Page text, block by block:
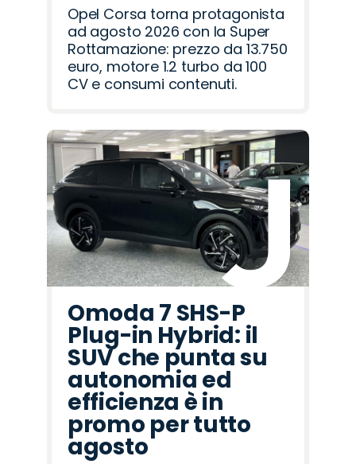
Opel Corsa torna protagonista
ad agosto 2026 con la Super
Rottamazione: prezzo da 13.750
euro, motore 1.2 turbo da 100
CV e consumi contenuti.
Omoda 7 SHS-P
Plug-in Hybrid: il
SUV che punta su
autonomia ed
efficienza è in
promo per tutto
agosto